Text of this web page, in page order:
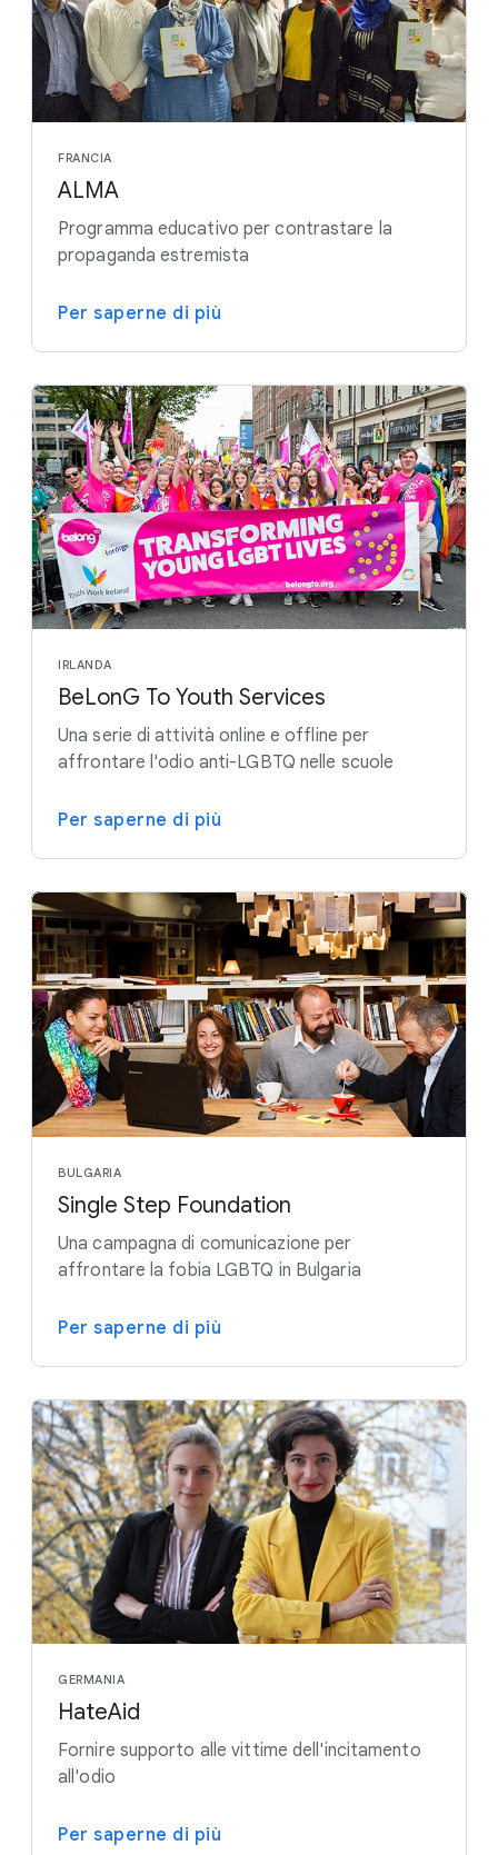
FRANCIA
ALMA
Programma educativo per contrastare la
propaganda estremista
Per saperne di più
IRLANDA
BeLonG To Youth Services
Una serie di attività online e offline per
affrontare l'odio anti-LGBTQ nelle scuole
Per saperne di più
BULGARIA
Single Step Foundation
Una campagna di comunicazione per
affrontare la fobia LGBTQ in Bulgaria
Per saperne di più
GERMANIA
HateAid
Fornire supporto alle vittime dell'incitamento
all'odio
Per saperne di più